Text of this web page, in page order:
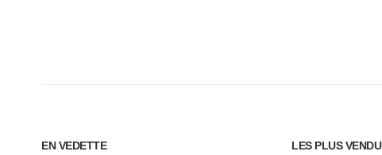
EN VEDETTE LES PLUS VENDU